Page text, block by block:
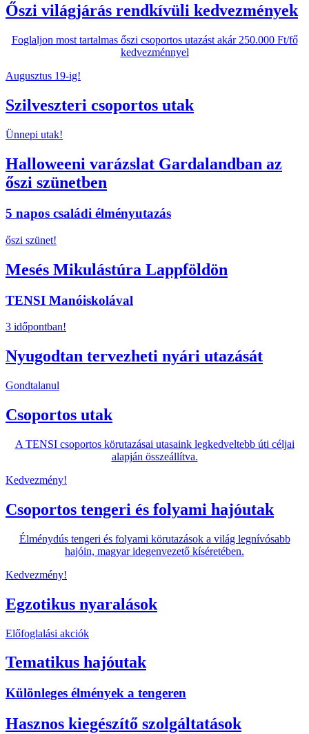
Őszi világjárás rendkívüli kedvezmények
Foglaljon most tartalmas őszi csoportos utazást akár 250.000 Ft/fő
kedvezménnyel
Augusztus 19-ig!
Szilveszteri csoportos utak
Ünnepi utak!
Halloweeni varázslat Gardalandban az
őszi szünetben
5 napos családi élményutazás
őszi szünet!
Mesés Mikulástúra Lappföldön
TENSI Manóiskolával
3 időpontban!
Nyugodtan tervezheti nyári utazását
Gondtalanul
Csoportos utak
A TENSI csoportos körutazásai utasaink legkedveltebb úti céljai
alapján összeállítva.
Kedvezmény!
Csoportos tengeri és folyami hajóutak
Élménydús tengeri és folyami körutazások a világ legnívósabb
hajóin, magyar idegenvezető kíséretében.
Kedvezmény!
Egzotikus nyaralások
Előfoglalási akciók
Tematikus hajóutak
Különleges élmények a tengeren
Hasznos kiegészítő szolgáltatások